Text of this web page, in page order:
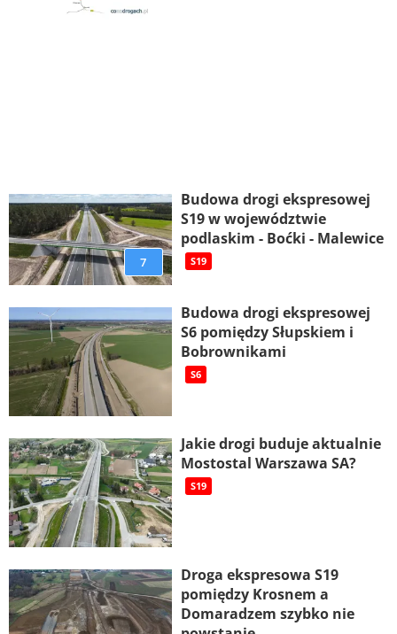
7
Budowa drogi ekspresowej
S19 w województwie
podlaskim - Boćki - Malewice
S19
Budowa drogi ekspresowej
S6 pomiędzy Słupskiem i
Bobrownikami
S6
Jakie drogi buduje aktualnie
Mostostal Warszawa SA?
S19
Droga ekspresowa S19
pomiędzy Krosnem a
Domaradzem szybko nie